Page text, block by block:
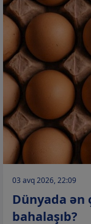
03 avq 2026, 22:09
Dünyada ən
bahalaşıb?